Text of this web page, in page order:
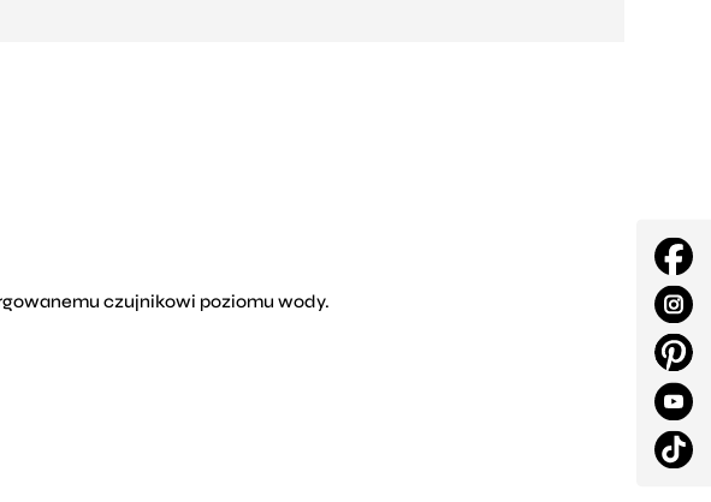
czujnikowi poziomu wody.